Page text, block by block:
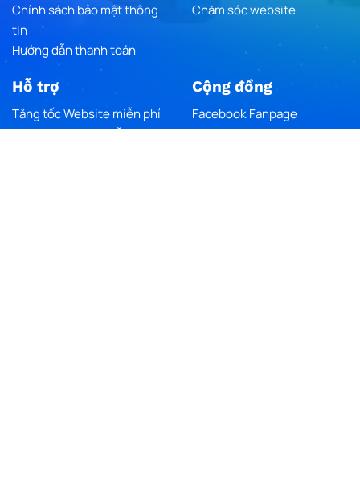
Chính sách bảo mật thông
tin
Hướng dẫn thanh toán
Chăm sóc website
Hỗ trợ
Tăng tốc Website miễn phí
Trending Traffic miễn phí
Cộng đồng
Facebook Fanpage
Youtube Chanel